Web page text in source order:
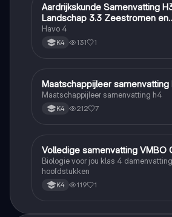
Aardrijkskunde
Aardrijkskunde Samenvatting
Landschap 3.3 Zeestromen en
Klimaatgebieden • BuiteNLand
Havo 4
K4 131 1
Maatschappijleer
Maatschappijleer samenvatting
Maatschappijleer samenvatting h4
K4 212 7
Biologie
Volledige samenvatting VMBO
Biologie voor jou klas 4
hoofdstukken
K4 119 1